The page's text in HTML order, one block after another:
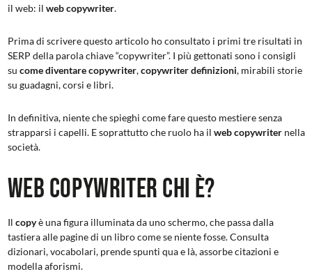
il web: il web copywriter.
Prima di scrivere questo articolo ho consultato i primi tre risultati in
SERP della parola chiave “copywriter”. I più gettonati sono i consigli
su come diventare copywriter,copywriter definizioni, mirabili storie
su guadagni, corsi e libri.
In definitiva, niente che spieghi come fare questo mestiere senza
strapparsi i capelli. E soprattutto che ruolo ha il web copywriter nella
società.
Web copywriter chi è?
Il copy è una figura illuminata da uno schermo, che passa dalla
tastiera alle pagine di un libro come se niente fosse. Consulta
dizionari, vocabolari, prende spunti qua e là, assorbe citazioni e
modella aforismi.